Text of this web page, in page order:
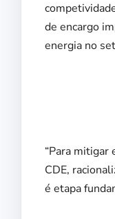
de encargo
energia no
“Para mitigar
CDE,
é etapa